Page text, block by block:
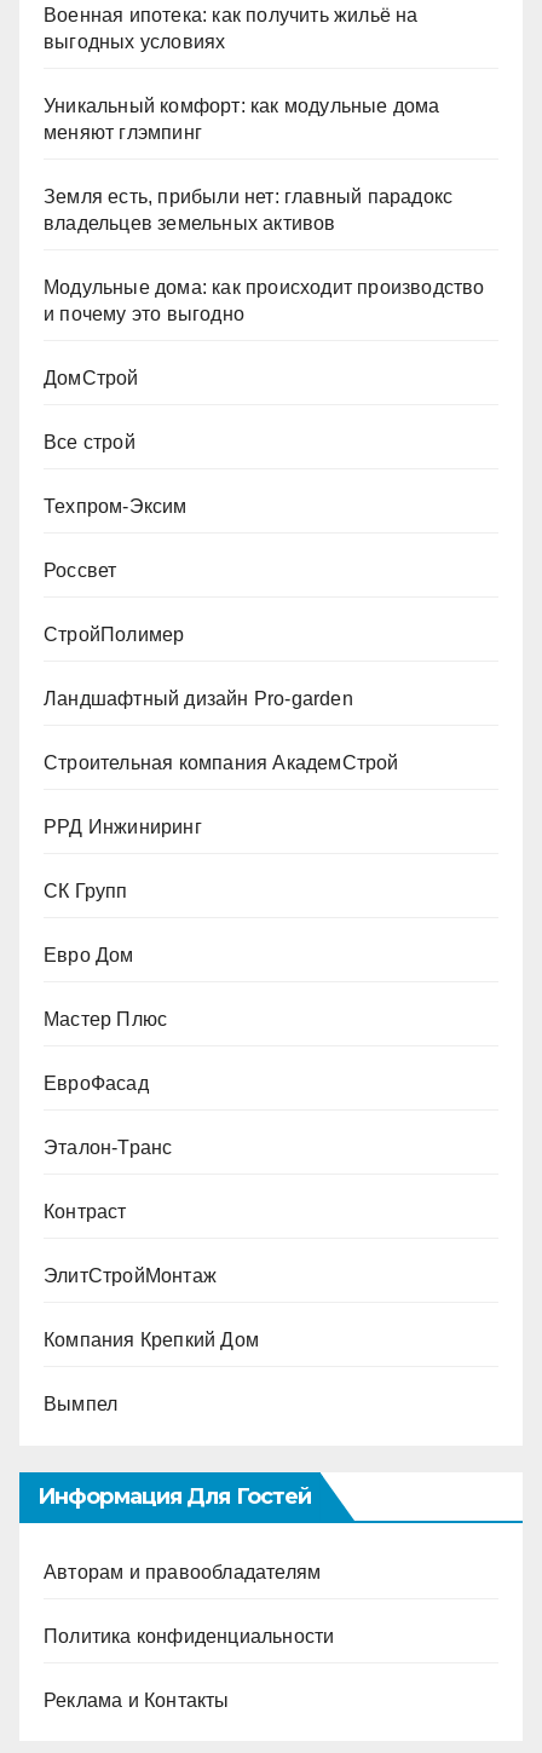
Военная ипотека: как получить жильё на
выгодных условиях
Уникальный комфорт: как модульные дома
меняют глэмпинг
Земля есть, прибыли нет: главный парадокс
владельцев земельных активов
Модульные дома: как происходит производство
и почему это выгодно
ДомСтрой
Все строй
Техпром-Эксим
Россвет
СтройПолимер
Ландшафтный дизайн Pro-garden
Строительная компания АкадемСтрой
РРД Инжиниринг
СК Групп
Евро Дом
Мастер Плюс
ЕвроФасад
Эталон-Транс
Контраст
ЭлитСтройМонтаж
Компания Крепкий Дом
Вымпел
Информация Для Гостей
Авторам и правообладателям
Политика конфиденциальности
Реклама и Контакты